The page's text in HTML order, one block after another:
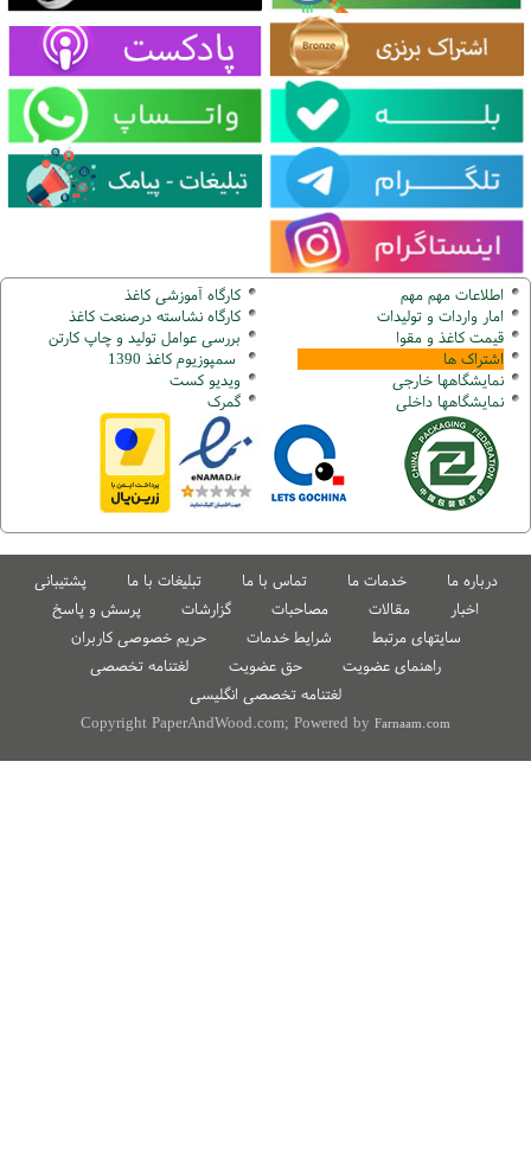
اطلاعات مهم مهم
امار واردات و تولیدات
قیمت کاغذ و مقوا
اشتراک ها
نمایشگاهها خارجی
نمایشگاهها داخلی
کارگاه آموزشی کاغذ
کارگاه نشاسته درصنعت کاغذ
بررسی عوامل تولید و چاپ کارتن
سمپوزیوم کاغذ 1390
ویدیو کست
گمرک
درباره ما خدمات ما تماس با ما تبلیغات با ما
پشتیبانی
اخبار
مقالات مصاحبات گزارشات
پرسش و پاسخ
سایتهای مرتبط
شرایط خدمات
حریم خصوصی کاربران
راهنمای عضویت
حق عضویت
لغتنامه تخصصی
لغتنامه تخصصی انگلیسی
Copyright PaperAndWood.com; Powered by Farnaam.com